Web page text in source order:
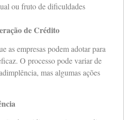
ou fruto de dificuldades
de Crédito
as empresas podem adotar para
O processo pode variar de
mas algumas ações